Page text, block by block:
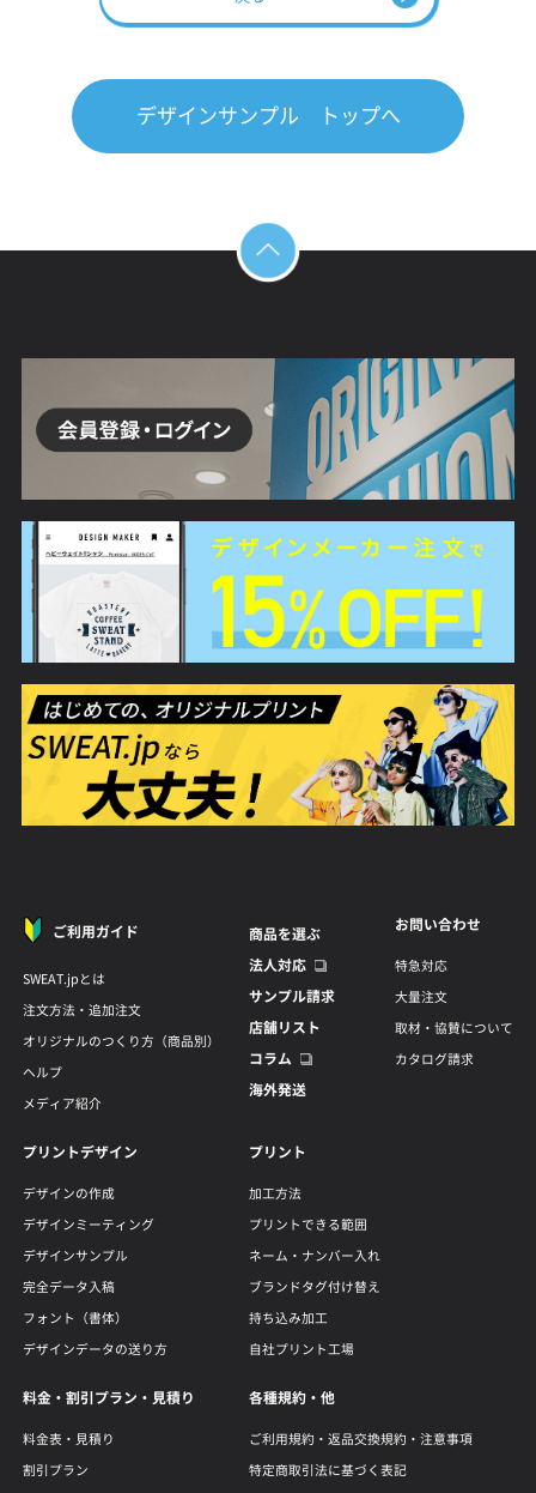
デザインサンプル トップへ
ご利用ガイド
SWEAT.jpとは
注文方法・追加注文
オリジナルのつくり方（商品別）
ヘルプ
メディア紹介
商品を選ぶ
法人対応
サンプル請求
店舗リスト
コラム
海外発送
お問い合わせ
特急対応
大量注文
取材・協賛について
カタログ請求
プリントデザイン
デザインの作成
デザインミーティング
デザインサンプル
完全データ入稿
フォント（書体）
デザインデータの送り方
プリント
加工方法
プリントできる範囲
ネーム・ナンバー入れ
ブランドタグ付け替え
持ち込み加工
自社プリント工場
料金・割引プラン・見積り
料金表・見積り
割引プラン
各種規約・他
ご利用規約・返品交換規約・注意事項
特定商取引法に基づく表記